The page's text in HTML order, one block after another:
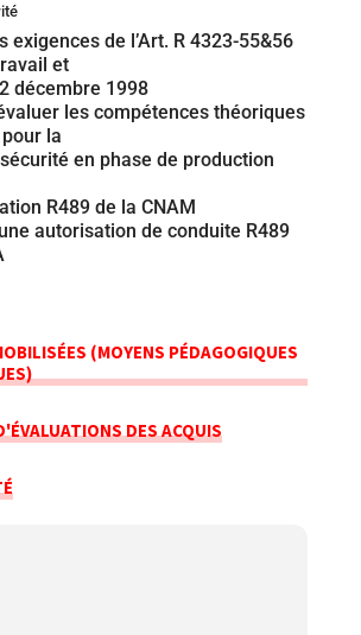
exigences de l’Art. R 4323-55&56
et
décembre 1998
les compétences théoriques
la
en phase de production
R489 de la CNAM
autorisation de conduite R489
(MOYENS PÉDAGOGIQUES
DES ACQUIS